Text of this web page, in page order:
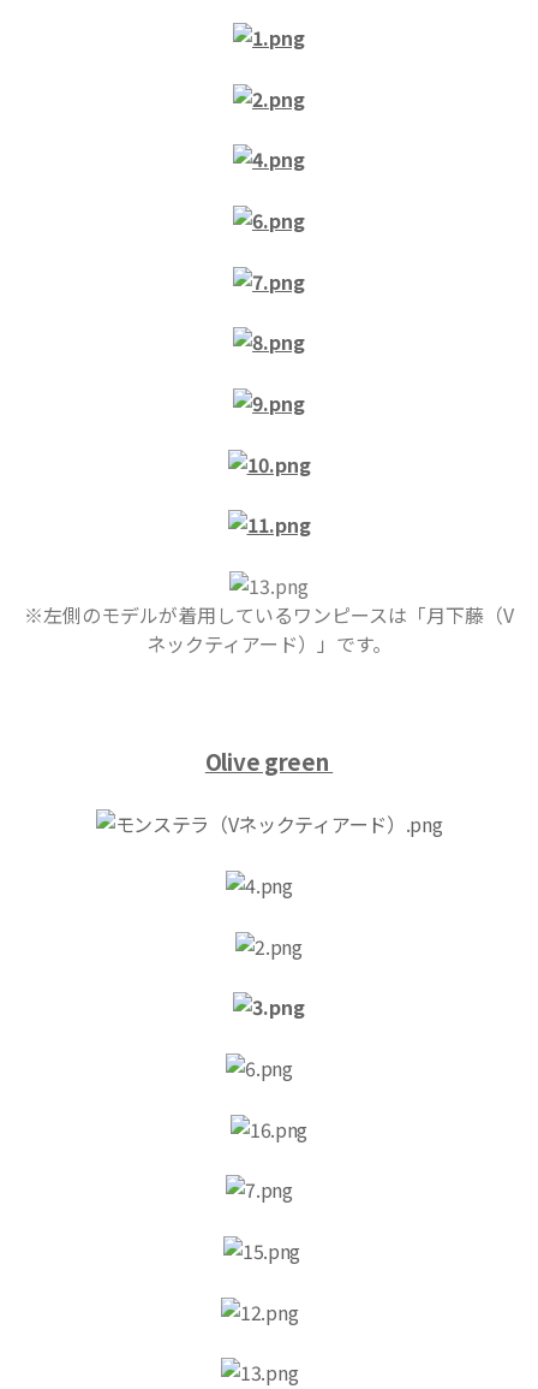
※左側のモデルが着用しているワンピースは「月下藤（V
ネックティアード）」です。
Olive green